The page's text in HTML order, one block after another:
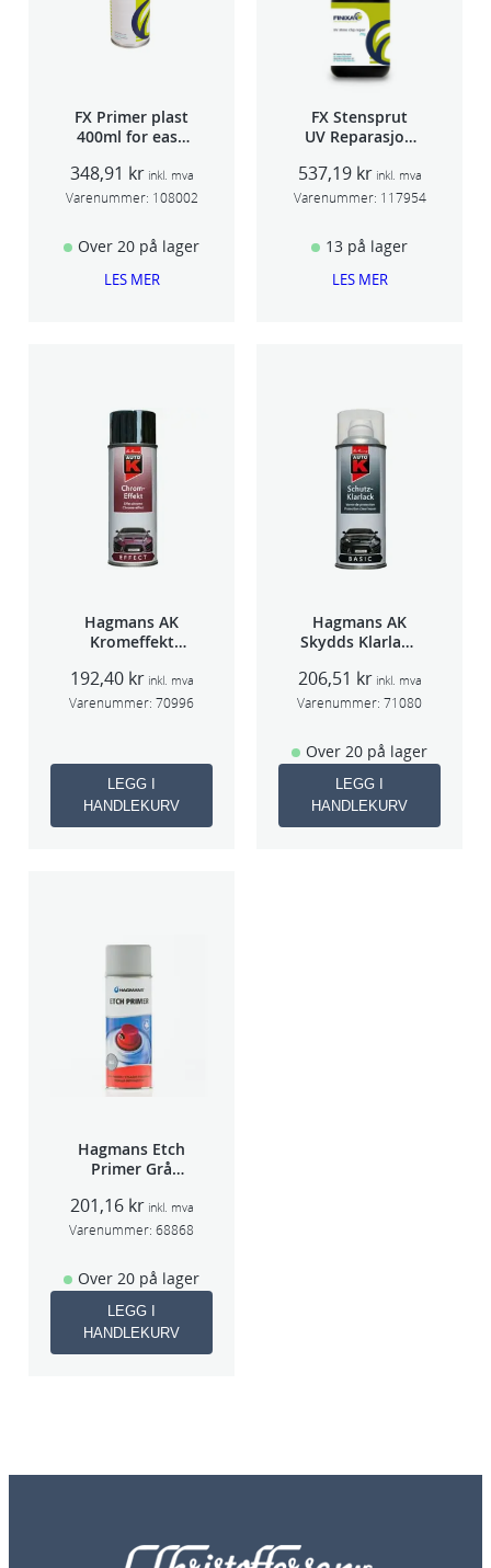
FX Primer plast
400ml for easy
TSP 030
348,91 kr inkl. mva
Varenummer: 108002
Over 20 på lager
LES MER
FX Stensprut
UV Reparasjon
537,19 kr inkl. mva
Varenummer: 117954
13 på lager
LES MER
Hagmans AK
Kromeffekt
192,40 kr inkl. mva
Varenummer: 70996
LEGG I
HANDLEKURV
Hagmans AK
Skydds Klarlakk
206,51 kr inkl. mva
Varenummer: 71080
Over 20 på lager
LEGG I
HANDLEKURV
Hagmans Etch
Primer Grå
201,16 kr inkl. mva
Varenummer: 68868
Over 20 på lager
LEGG I
HANDLEKURV